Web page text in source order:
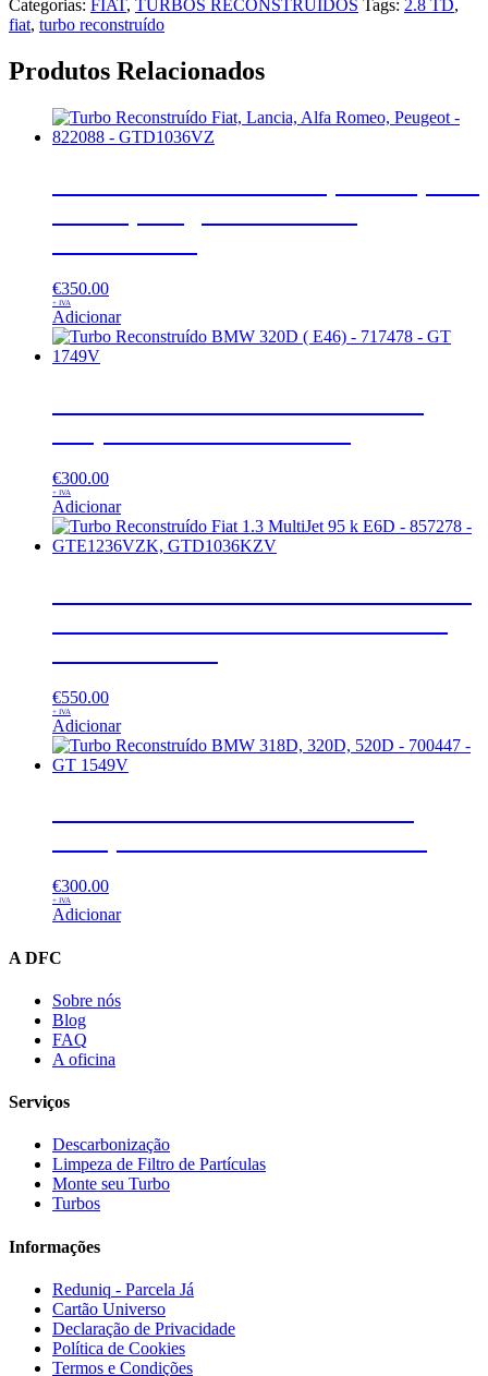
Categorias: FIAT, TURBOS RECONSTRUÍDOS Tags: 2.8 TD,
fiat, turbo reconstruído
Produtos Relacionados
€350.00
+ IVA
Adicionar
€300.00
+ IVA
Adicionar
€550.00
+ IVA
Adicionar
€300.00
+ IVA
Adicionar
A DFC
Sobre nós
Blog
FAQ
A oficina
Serviços
Descarbonização
Limpeza de Filtro de Partículas
Monte seu Turbo
Turbos
Informações
Reduniq - Parcela Já
Cartão Universo
Declaração de Privacidade
Política de Cookies
Termos e Condições